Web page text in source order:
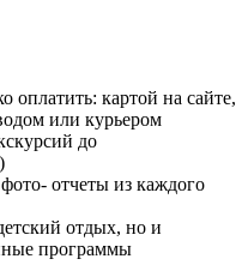
картой на сайте,
или курьером
до
отчеты из каждого
отдых, но и
программы